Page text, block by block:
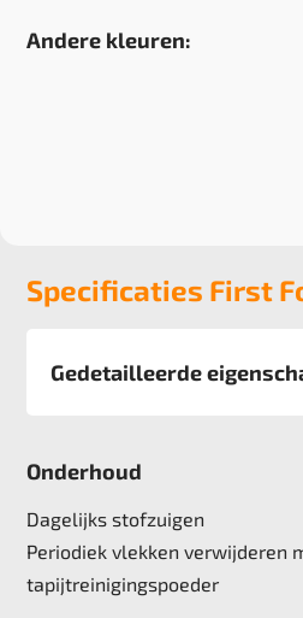
Andere kleuren:
Specificaties First
Gedetailleerde
Pool
Poolgewicht
540 gr/m2
Onderhoud
Dagelijks stofzuigen
Periodiek vlekken verwijderen
tapijtreinigingspoeder